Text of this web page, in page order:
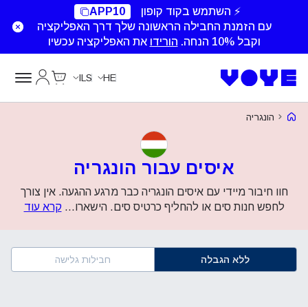
⚡ השתמש בקוד קופון
APP10
עם הזמנת החבילה הראשונה שלך דרך האפליקציה
וקבל 10% הנחה.
הורידו את האפליקציה עכשיו
HE
ILS
Voye Homepage
הונגריה
איסים עבור הונגריה
‏חוו חיבור מיידי עם איסים הונגריה כבר מרגע ההגעה. אין צורך
לחפש חנות סים או להחליף כרטיס סים. הישארו... קרא עוד
ללא הגבלה חבילות גלישה